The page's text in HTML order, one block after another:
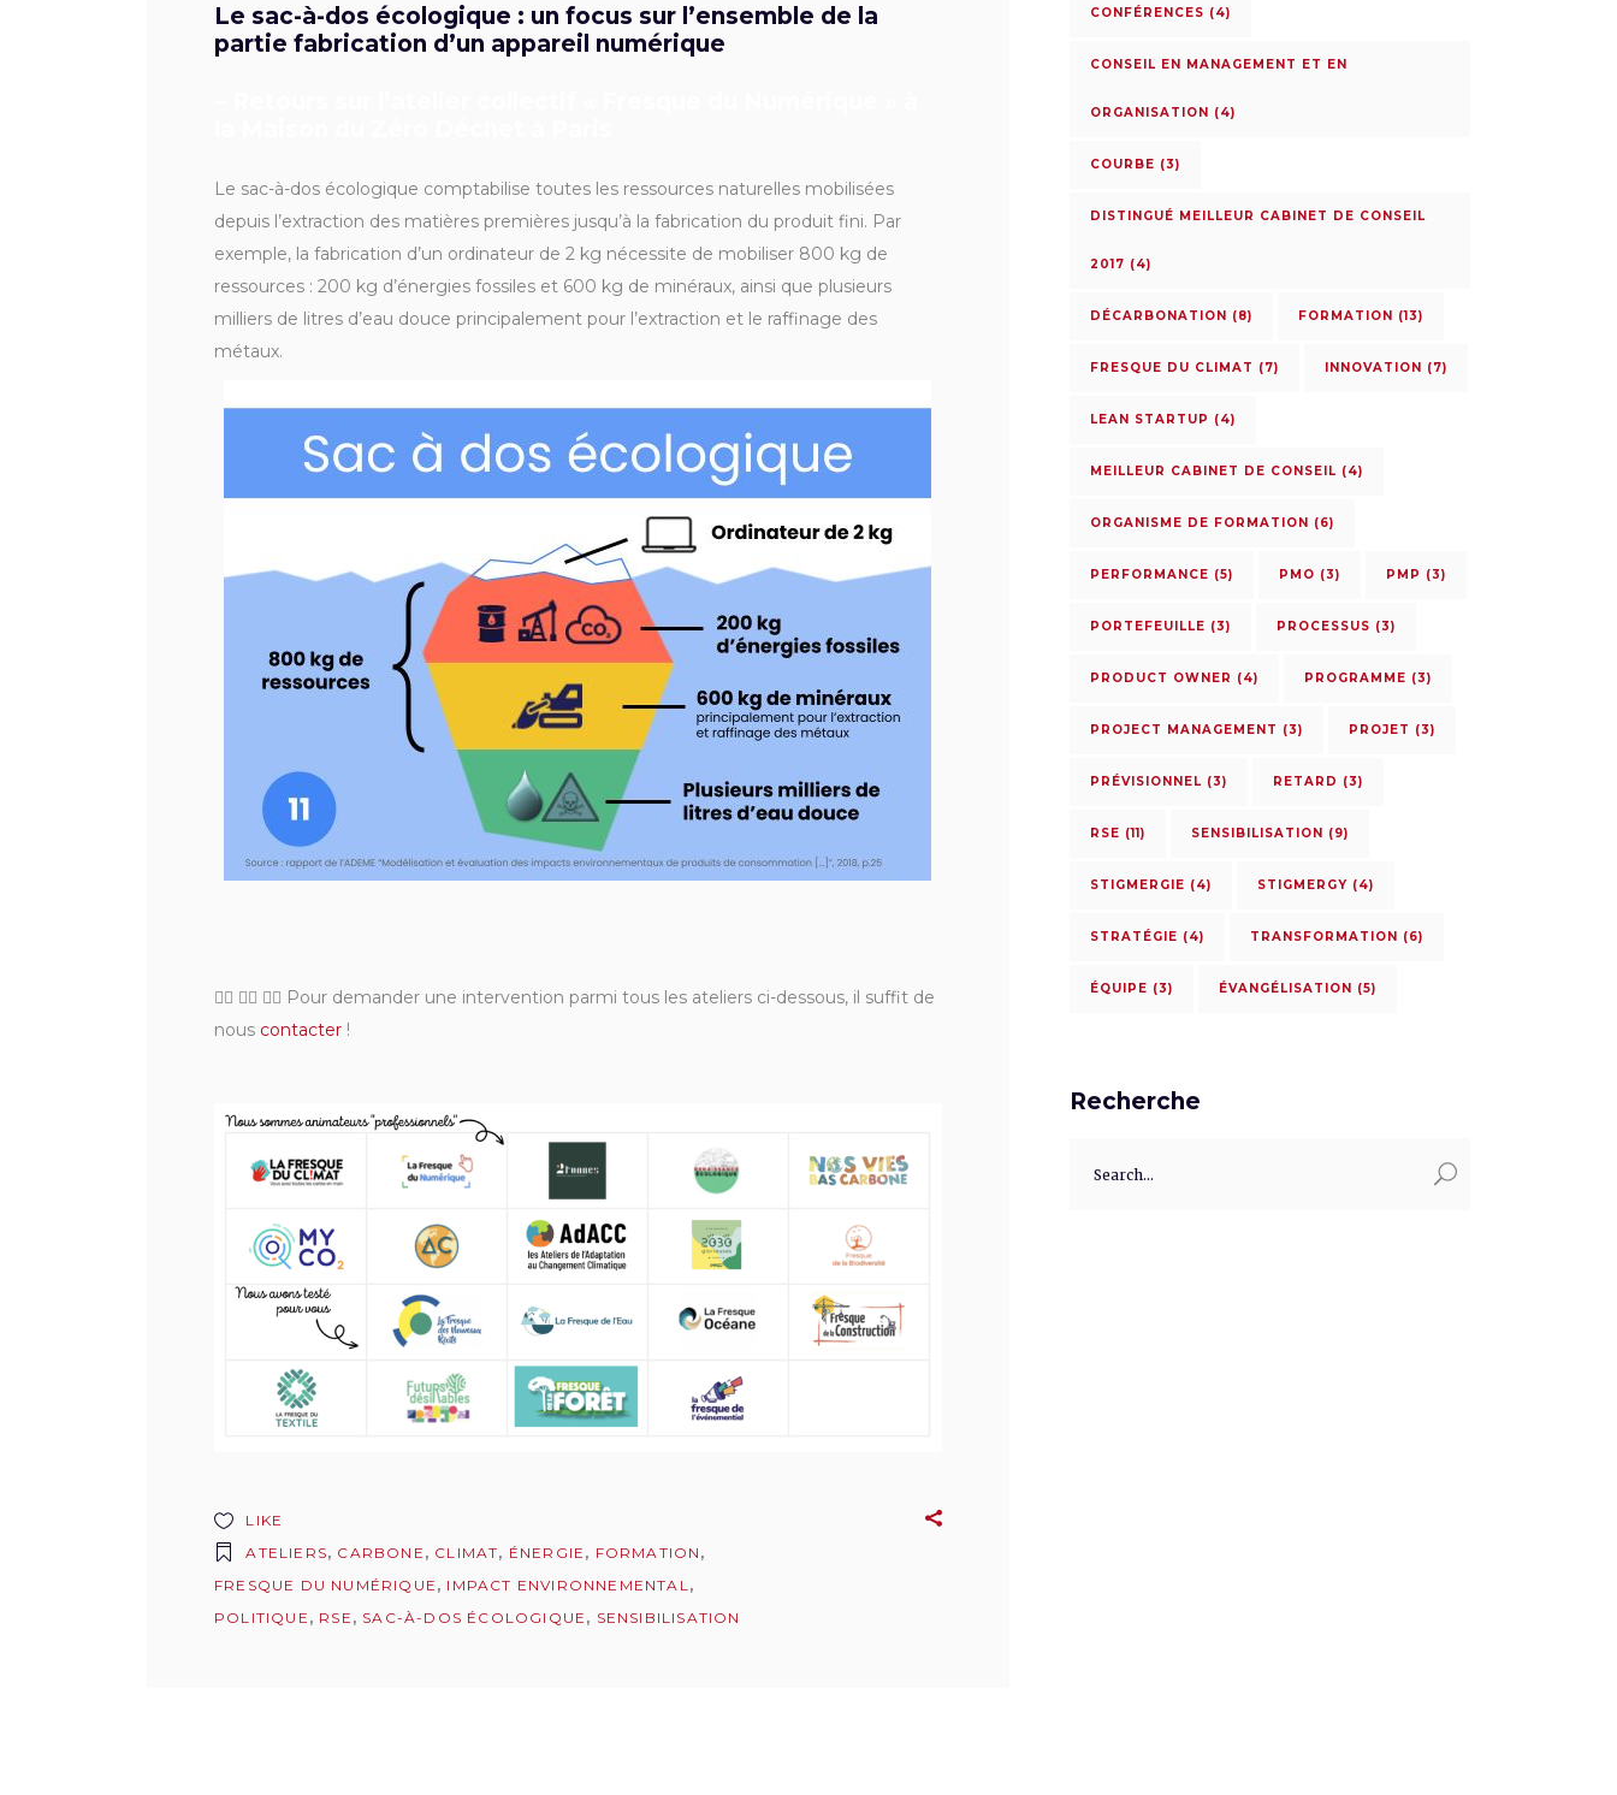
Le sac-à-dos écologique : un focus sur l’ensemble de la
partie fabrication d’un appareil numérique
Le sac-à-dos écologique comptabilise toutes les ressources naturelles mobilisées
depuis l’extraction des matières premières jusqu’à la fabrication du produit fini. Par
exemple, la fabrication d’un ordinateur de 2 kg nécessite de mobiliser 800 kg de
ressources : 200 kg d’énergies fossiles et 600 kg de minéraux, ainsi que plusieurs
milliers de litres d’eau douce principalement pour l’extraction et le raffinage des
métaux.
👉🏼 👉🏼 👉🏼 Pour demander une intervention parmi tous les ateliers ci-dessous, il suffit de
nous contacter !
LIKE
ATELIERS, CARBONE , CLIMAT, ÉNERGIE , FORMATION ,
FRESQUE DU NUMÉRIQUE , IMPACT ENVIRONNEMENTAL ,
POLITIQUE , RSE , SAC-À-DOS ÉCOLOGIQUE , SENSIBILISATION
CONFÉRENCES (4)
CONSEIL EN MANAGEMENT ET EN
ORGANISATION (4)
COURBE (3)
DISTINGUÉ MEILLEUR CABINET DE CONSEIL
2017 (4)
DÉCARBONATION (8) FORMATION (13)
FRESQUE DU CLIMAT (7) INNOVATION (7)
LEAN STARTUP (4)
MEILLEUR CABINET DE CONSEIL (4)
ORGANISME DE FORMATION (6)
PERFORMANCE (5) PMO (3) PMP (3)
PORTEFEUILLE (3) PROCESSUS (3)
PRODUCT OWNER (4) PROGRAMME (3)
PROJECT MANAGEMENT (3) PROJET (3)
PRÉVISIONNEL (3) RETARD (3)
RSE (11) SENSIBILISATION (9)
STIGMERGIE (4) STIGMERGY (4)
STRATÉGIE (4) TRANSFORMATION (6)
ÉQUIPE (3) ÉVANGÉLISATION (5)
Recherche
for: